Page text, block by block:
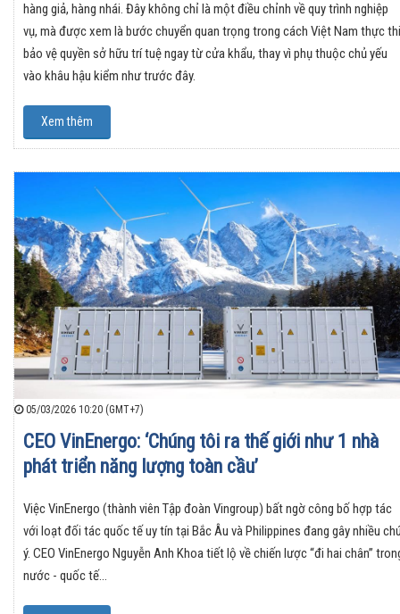
hàng giả, hàng nhái. Đây không chỉ là một điều chỉnh về quy trình nghiệp
vụ, mà được xem là bước chuyển quan trọng trong cách Việt Nam thực thi
bảo vệ quyền sở hữu trí tuệ ngay từ cửa khẩu, thay vì phụ thuộc chủ yếu
vào khâu hậu kiểm như trước đây.
Xem thêm
05/03/2026 10:20 (GMT+7)
CEO VinEnergo: ‘Chúng tôi ra thế giới như 1 nhà
phát triển năng lượng toàn cầu’
Việc VinEnergo (thành viên Tập đoàn Vingroup) bất ngờ công bố hợp tác
với loạt đối tác quốc tế uy tín tại Bắc Âu và Philippines đang gây nhiều
ý. CEO VinEnergo Nguyễn Anh Khoa tiết lộ về chiến lược “đi hai chân”
nước - quốc tế…